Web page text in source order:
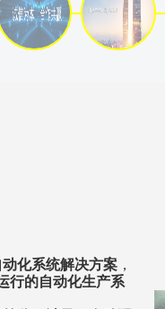
化系统解决方案 ，
行的自动化生产系